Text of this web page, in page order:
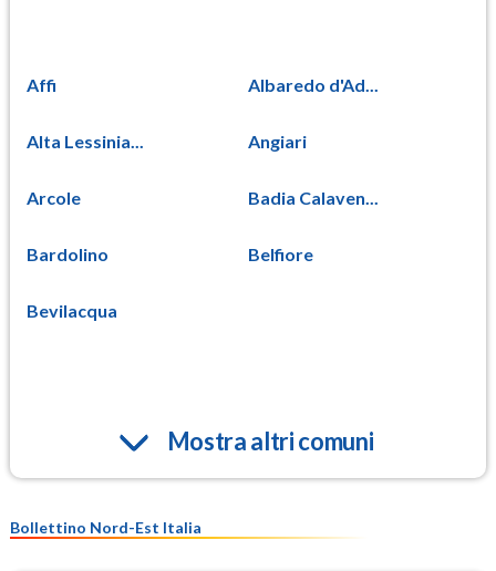
Affi Albaredo d'Ad...
Alta Lessinia... Angiari
Arcole Badia Calaven...
Bardolino Belfiore
Bevilacqua
Mostra altri comuni
Bollettino Nord-Est Italia